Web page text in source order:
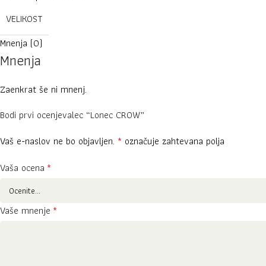
VELIKOST
Mnenja (0)
Mnenja
Zaenkrat še ni mnenj.
Bodi prvi ocenjevalec “Lonec CROW”
Vaš e-naslov ne bo objavljen. * označuje zahtevana polja
Vaša ocena *
Vaše mnenje *